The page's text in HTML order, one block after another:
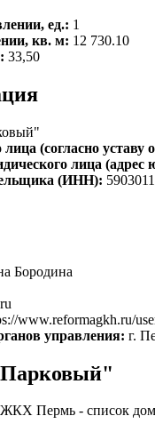
ед.: 1
кв. м: 12 730.10
33,50
(согласно уставу
лица (адрес
(ИНН):
Бородина
www.reformagkh.ru/
управления: г.
Пермь - список